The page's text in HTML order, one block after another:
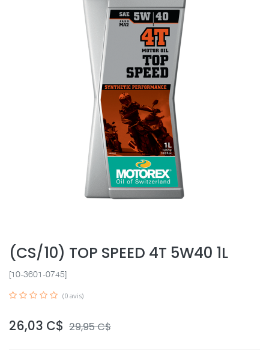
(CS/10) TOP SPEED 4T 5W40 1L
[10-3601-0745]
(0 avis)
26,03 C$ 29,95C$